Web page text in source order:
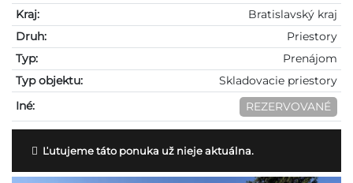
Kraj:
Bratislavský kraj
Druh:
Priestory
Typ:
Prenájom
Typ objektu:
Skladovacie priestory
Iné:
REZERVOVANÉ
Ľutujeme táto ponuka už nieje aktuálna.